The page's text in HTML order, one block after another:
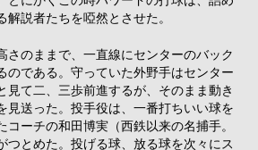
説者たちを啞然とさせた。
のままで、一直線にセンターのバック
のである。守っていた外野手はセンター
見て二、三歩前進するが、そのまま動き
見送った。投手役は、一番打ちいい球を
ーチの和田博実（西鉄以来の名捕手。
つとめた。投げる球、放る球を次々にス